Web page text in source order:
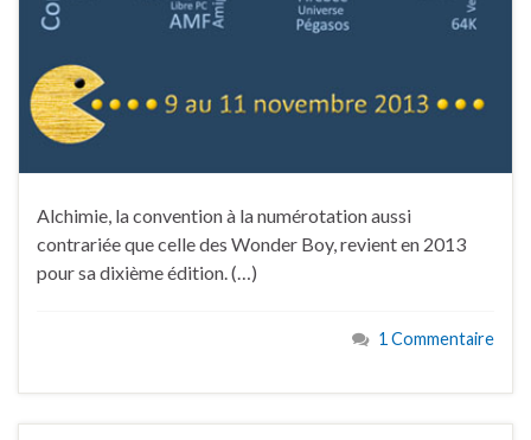
Alchimie, la convention à la numérotation aussi
contrariée que celle des Wonder Boy, revient en 2013
pour sa dixième édition. (…)
1 Commentaire